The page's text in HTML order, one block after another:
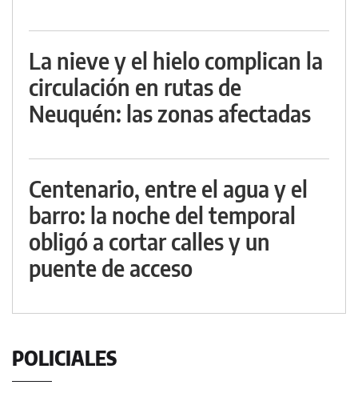
La nieve y el hielo complican la
circulación en rutas de
Neuquén: las zonas afectadas
Centenario, entre el agua y el
barro: la noche del temporal
obligó a cortar calles y un
puente de acceso
POLICIALES